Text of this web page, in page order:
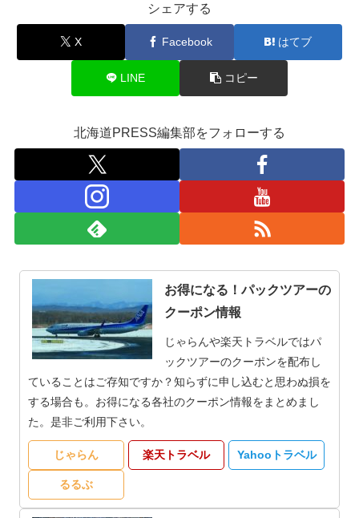
シェアする
X Facebook はてブ
LINE コピー
北海道PRESS編集部をフォローする
お得になる！パックツアーの
クーポン情報
じゃらんや楽天トラベルではパ
ックツアーのクーポンを配布し
ていることはご存知ですか？知らずに申し込むと思わぬ損を
する場合も。お得になる各社のクーポン情報をまとめまし
た。是非ご利用下さい。
じゃらん 楽天トラベル Yahooトラベル
るるぶ